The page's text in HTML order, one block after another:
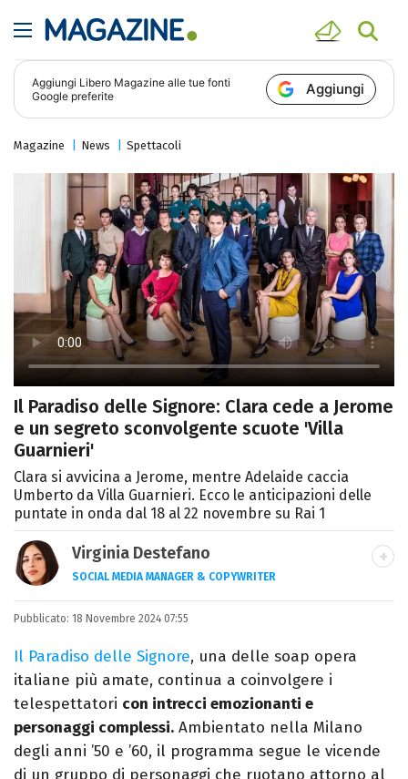
Aggiungi Libero Magazine alle tue fonti
Google preferite
Aggiungi
Magazine News Spettacoli
Il Paradiso delle Signore: Clara cede a Jerome
e un segreto sconvolgente scuote 'Villa
Guarnieri'
Clara si avvicina a Jerome, mentre Adelaide caccia
Umberto da Villa Guarnieri. Ecco le anticipazioni delle
puntate in onda dal 18 al 22 novembre su Rai 1
Virginia Destefano
SOCIAL MEDIA MANAGER & COPYWRITER
Una passione smisurata per le serie TV.
videomaking e scrittura sono il mio
passatempo preferito.
Pubblicato: 18 Novembre 2024 07:55
Il Paradiso delle Signore, una delle soap opera
italiane più amate, continua a coinvolgere i
telespettatori con intrecci emozionanti e
personaggi complessi. Ambientato nella Milano
degli anni ’50 e ’60, il programma segue le vicende